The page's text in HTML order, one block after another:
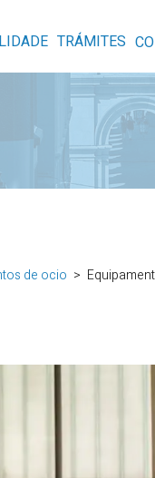
TRÁMITES
de ocio